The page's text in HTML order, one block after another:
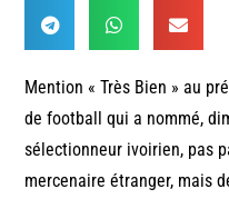
Mention « Très Bien » au
de football qui a nommé,
sélectionneur ivoirien, pas
mercenaire étranger, mais